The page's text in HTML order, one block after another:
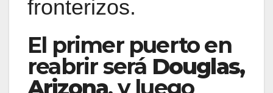
fronterizos.
El primer puerto en
reabrir será Douglas,